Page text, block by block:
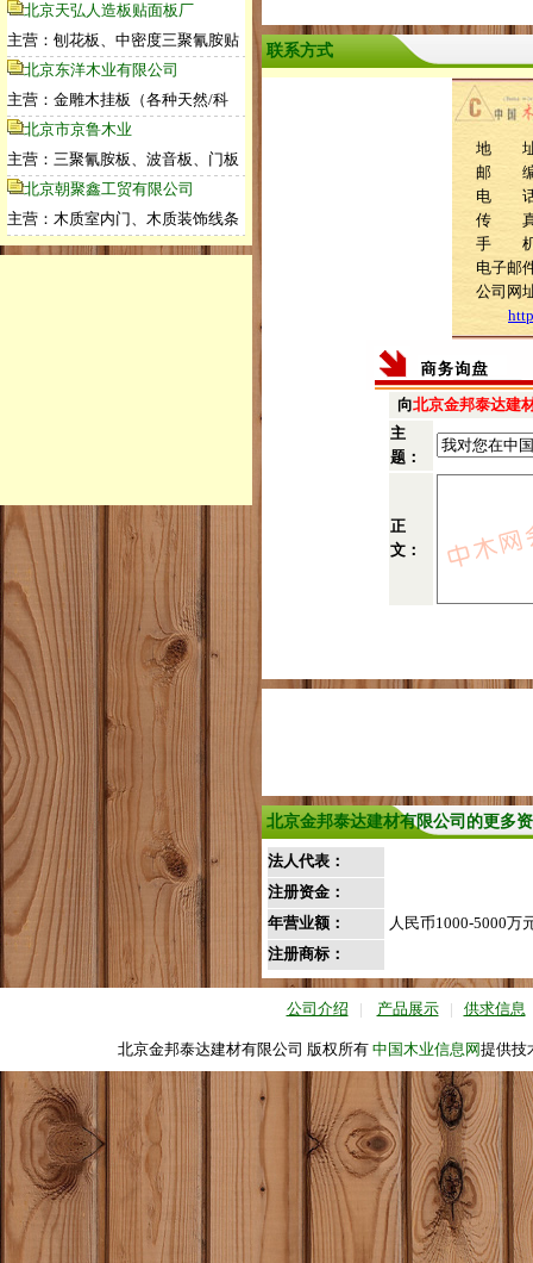
北京天弘人造板贴面板厂
主营：刨花板、中密度三聚氰胺贴
北京东洋木业有限公司
主营：金雕木挂板（各种天然/科
北京市京鲁木业
主营：三聚氰胺板、波音板、门板
北京朝聚鑫工贸有限公司
主营：木质室内门、木质装饰线条
联系方式
地 址
邮 编
电 话
传 真
手 机
电子邮
公司网
向北京金邦泰达建
主
题：
正
文：
北京金邦泰达建材有限公司的更多
法人代表：
注册资金：
年营业额：
人民币1000-5000万
注册商标：
公司介绍 | 产品展示 | 供求信息
北京金邦泰达建材有限公司 版权所有 中国木业信息网提供技